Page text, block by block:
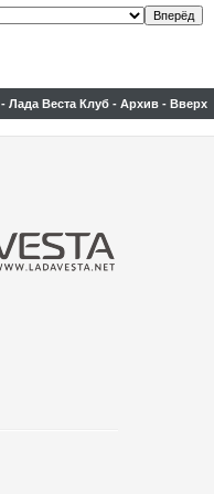
- Лада Веста Клуб - Архив - Вверх